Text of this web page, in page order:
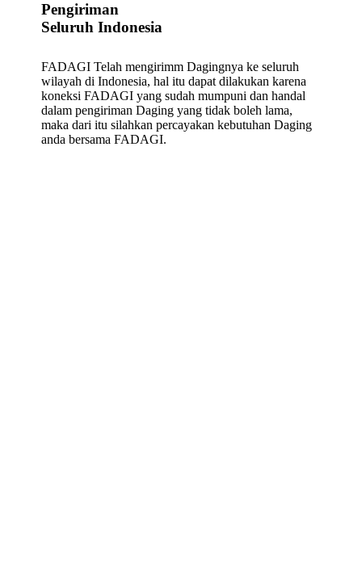
Pengiriman
Seluruh Indonesia
FADAGI Telah mengirimm Dagingnya ke seluruh
wilayah di Indonesia, hal itu dapat dilakukan karena
koneksi FADAGI yang sudah mumpuni dan handal
dalam pengiriman Daging yang tidak boleh lama,
maka dari itu silahkan percayakan kebutuhan Daging
anda bersama FADAGI.